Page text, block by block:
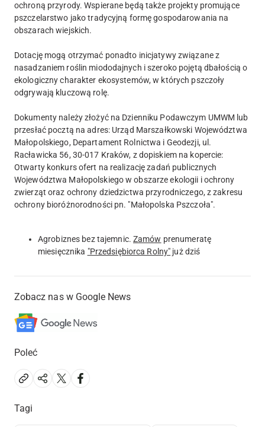
ochroną przyrody. Wspierane będą także projekty promujące
pszczelarstwo jako tradycyjną formę gospodarowania na
obszarach wiejskich.
Dotację mogą otrzymać ponadto inicjatywy związane z
nasadzaniem roślin miododajnych i szeroko pojętą dbałością o
ekologiczny charakter ekosystemów, w których pszczoły
odgrywają kluczową rolę.
Dokumenty należy złożyć na Dzienniku Podawczym UMWM lub
przesłać pocztą na adres: Urząd Marszałkowski Województwa
Małopolskiego, Departament Rolnictwa i Geodezji, ul.
Racławicka 56, 30-017 Kraków, z dopiskiem na kopercie:
Otwarty konkurs ofert na realizację zadań publicznych
Województwa Małopolskiego w obszarze ekologii i ochrony
zwierząt oraz ochrony dziedzictwa przyrodniczego, z zakresu
ochrony bioróżnorodności pn. "Małopolska Pszczoła".
Agrobiznes bez tajemnic. Zamów prenumeratę
miesięcznika "Przedsiębiorca Rolny" już dziś
Zobacz nas w Google News
Poleć
Tagi